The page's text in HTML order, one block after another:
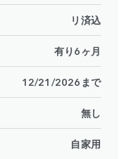
リ済込
有り6ヶ月
12/21/2026まで
無し
自家用